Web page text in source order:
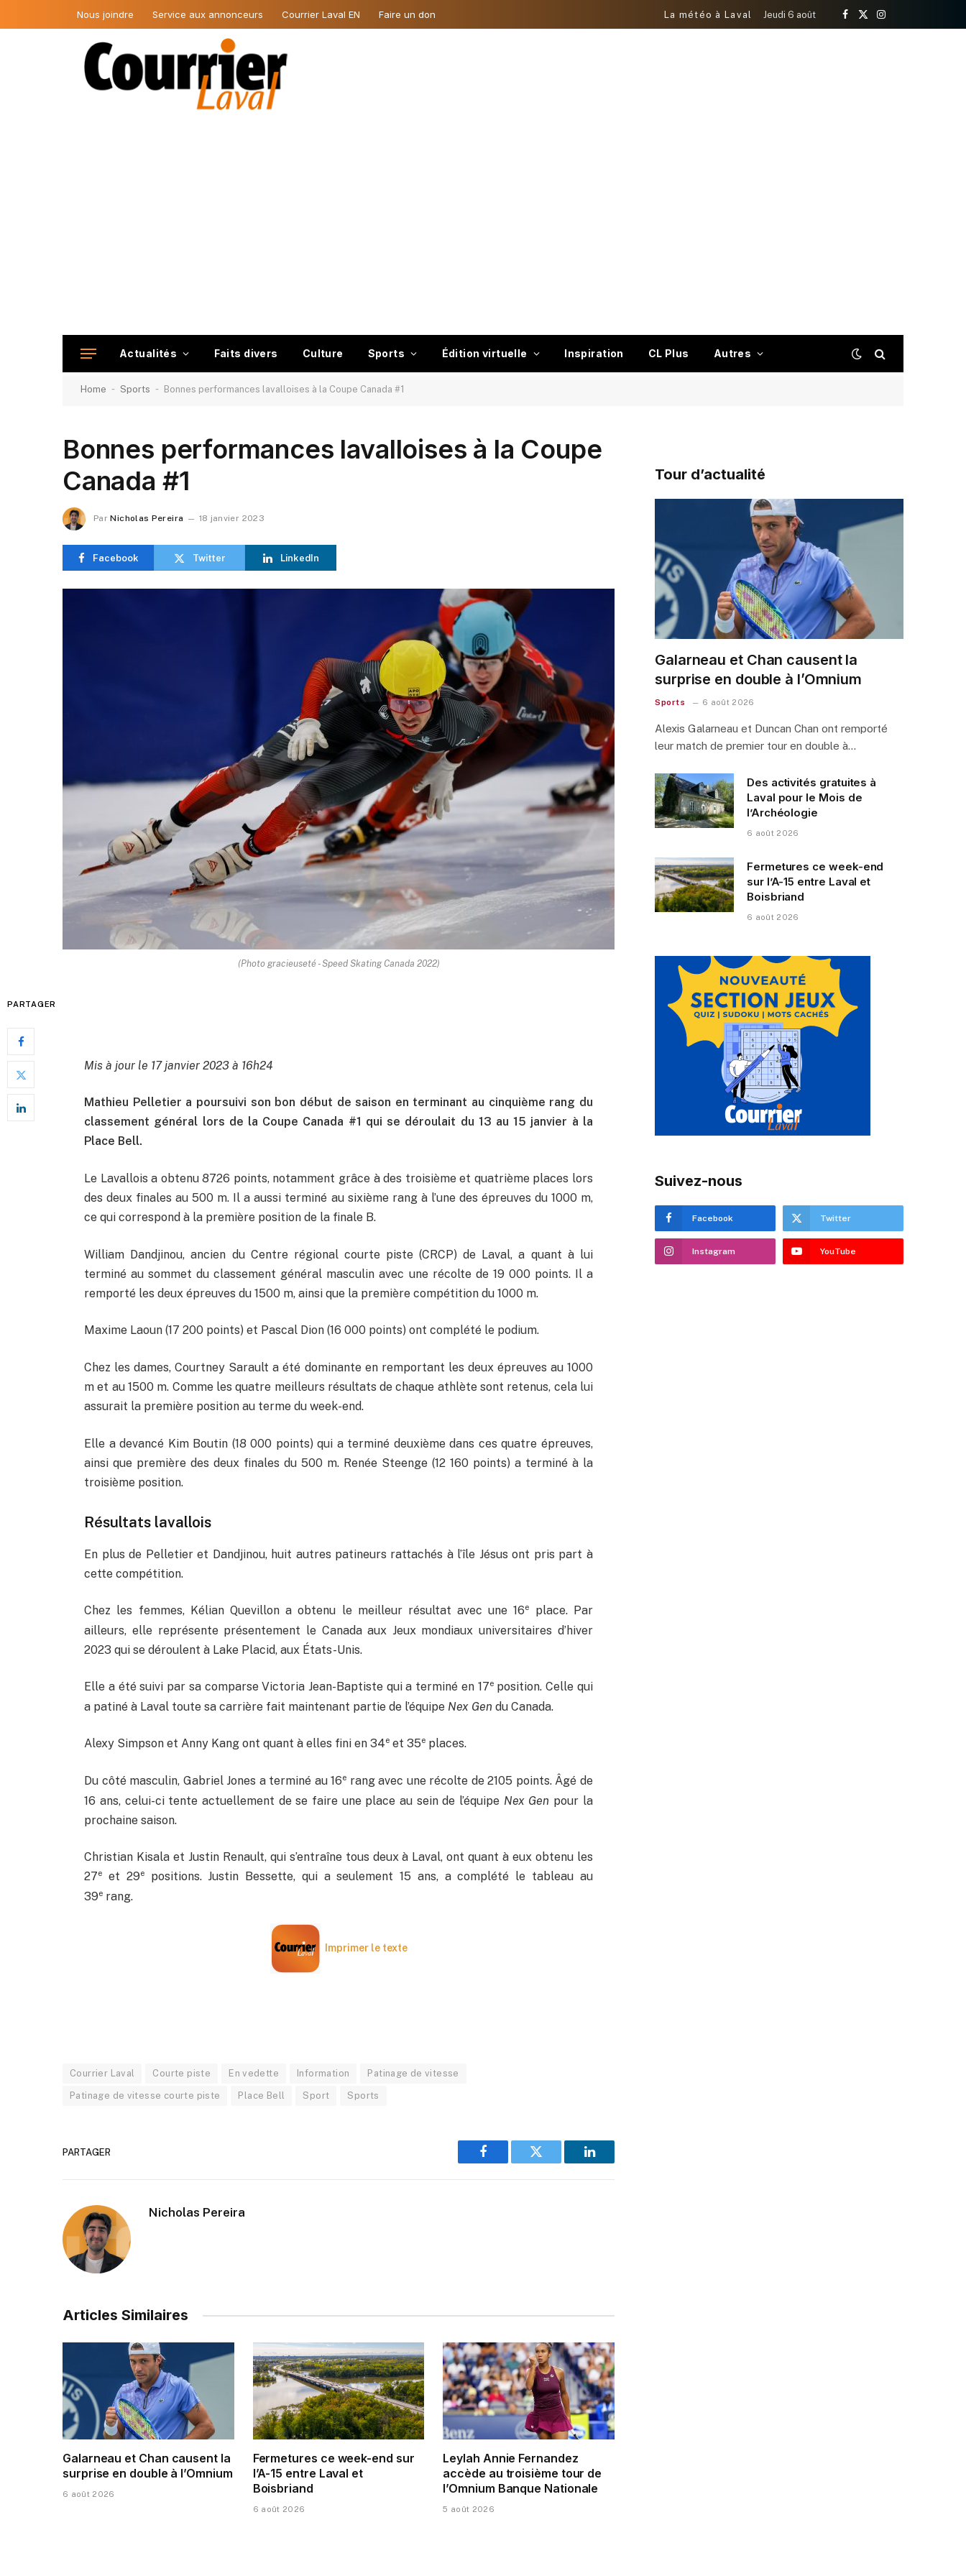
Nous joindre Service aux annonceurs Courrier Laval EN Faire un don La météo à Laval Jeudi 6 août
Facebook
X
Instagram
Actualités Faits divers Culture Sports Édition virtuelle Inspiration CL Plus Autres
Home - Sports - Bonnes performances lavalloises à la Coupe Canada #1
Bonnes performances lavalloises à la Coupe
Canada #1
Par Nicholas Pereira 18 janvier 2023
Facebook Twitter LinkedIn
(Photo gracieuseté - Speed Skating Canada 2022)
PARTAGER
Mis à jour le 17 janvier 2023 à 16h24
Mathieu Pelletier a poursuivi son bon début de saison en terminant au cinquième rang du
classement général lors de la Coupe Canada #1 qui se déroulait du 13 au 15 janvier à la
Place Bell.
Le Lavallois a obtenu 8726 points, notamment grâce à des troisième et quatrième places lors
des deux finales au 500 m. Il a aussi terminé au sixième rang à l’une des épreuves du 1000 m,
ce qui correspond à la première position de la finale B.
William Dandjinou, ancien du Centre régional courte piste (CRCP) de Laval, a quant à lui
terminé au sommet du classement général masculin avec une récolte de 19 000 points. Il a
remporté les deux épreuves du 1500 m, ainsi que la première compétition du 1000 m.
Maxime Laoun (17 200 points) et Pascal Dion (16 000 points) ont complété le podium.
Chez les dames, Courtney Sarault a été dominante en remportant les deux épreuves au 1000
m et au 1500 m. Comme les quatre meilleurs résultats de chaque athlète sont retenus, cela lui
assurait la première position au terme du week-end.
Elle a devancé Kim Boutin (18 000 points) qui a terminé deuxième dans ces quatre épreuves,
ainsi que première des deux finales du 500 m. Renée Steenge (12 160 points) a terminé à la
troisième position.
Résultats lavallois
En plus de Pelletier et Dandjinou, huit autres patineurs rattachés à l’île Jésus ont pris part à
cette compétition.
Chez les femmes, Kélian Quevillon a obtenu le meilleur résultat avec une 16e
place. Par
ailleurs, elle représente présentement le Canada aux Jeux mondiaux universitaires d’hiver
2023 qui se déroulent à Lake Placid, aux États-Unis.
Elle a été suivi par sa comparse Victoria Jean-Baptiste qui a terminé en 17eposition. Celle qui
a patiné à Laval toute sa carrière fait maintenant partie de l’équipe Nex Gen du Canada.
Alexy Simpson et Anny Kang ont quant à elles fini en 34e et 35e places.
Du côté masculin, Gabriel Jones a terminé au 16e rang avec une récolte de 2105 points. Âgé de
16 ans, celui-ci tente actuellement de se faire une place au sein de l’équipe Nex Gen pour la
prochaine saison.
Christian Kisala et Justin Renault, qui s’entraîne tous deux à Laval, ont quant à eux obtenu les
27e et 29epositions. Justin Bessette, qui a seulement 15 ans, a complété le tableau au
39e rang.
Imprimer le texte
Courrier Laval Courte piste En vedette Information Patinage de vitesse
Patinage de vitesse courte piste Place Bell Sport Sports
PARTAGER
Facebook Twitter LinkedIn
Nicholas Pereira
Articles Similaires
Galarneau et Chan causent la
surprise en double à l’Omnium
6 août 2026
Fermetures ce week-end sur
l’A-15 entre Laval et
Boisbriand
6 août 2026
Leylah Annie Fernandez
accède au troisième tour de
l’Omnium Banque Nationale
5 août 2026
Tour d’actualité
Galarneau et Chan causent la
surprise en double à l’Omnium
Sports 6 août 2026
Alexis Galarneau et Duncan Chan ont remporté
leur match de premier tour en double à…
Des activités gratuites à
Laval pour le Mois de
l’Archéologie
6 août 2026
Fermetures ce week-end
sur l’A-15 entre Laval et
Boisbriand
6 août 2026
Suivez-nous
Facebook Twitter
Instagram YouTube